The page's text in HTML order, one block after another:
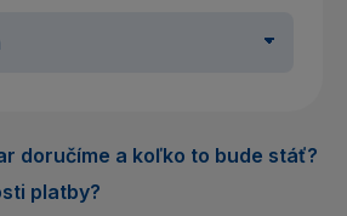
doručíme a koľko to bude stáť?
platby?